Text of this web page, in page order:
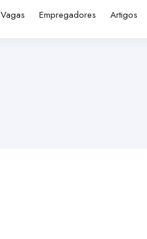
Vagas Empregadores Artigos